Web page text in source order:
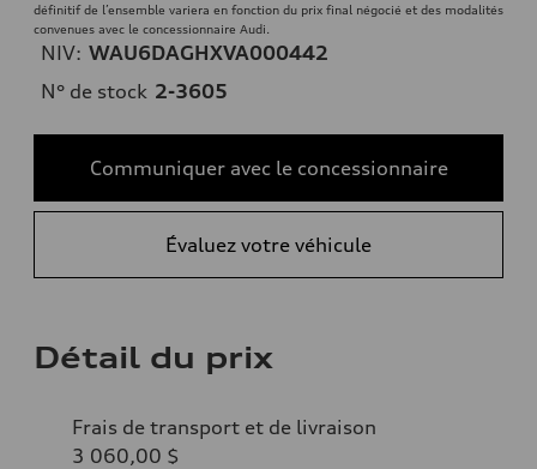
définitif de l’ensemble variera en fonction du prix final négocié et des modalités
convenues avec le concessionnaire Audi.
NIV: WAU6DAGHXVA000442
N° de stock 2-3605
Communiquer avec le concessionnaire
Évaluez votre véhicule
Détail du prix
Frais de transport et de livraison
3 060,00 $